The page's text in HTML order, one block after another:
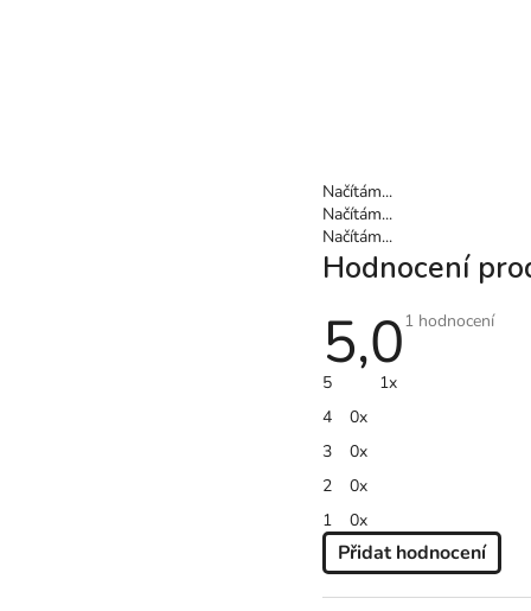
Načítám...
Načítám...
Načítám...
Hodnocení
5,0 Průměrné
1 hodnocení
5
1x
4
0x
3
0x
2
0x
1
0x
Přidat hodnocení